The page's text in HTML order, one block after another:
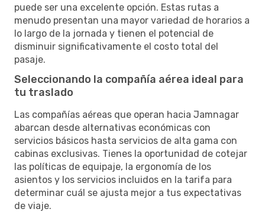
puede ser una excelente opción. Estas rutas a
menudo presentan una mayor variedad de horarios a
lo largo de la jornada y tienen el potencial de
disminuir significativamente el costo total del
pasaje.
Seleccionando la compañía aérea ideal para
tu traslado
Las compañías aéreas que operan hacia Jamnagar
abarcan desde alternativas económicas con
servicios básicos hasta servicios de alta gama con
cabinas exclusivas. Tienes la oportunidad de cotejar
las políticas de equipaje, la ergonomía de los
asientos y los servicios incluidos en la tarifa para
determinar cuál se ajusta mejor a tus expectativas
de viaje.